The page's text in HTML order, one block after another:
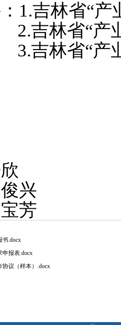
吉林省“产
“产业教
“产业教
兴
芳
书.docx
申报表.docx
协议（样本）.docx